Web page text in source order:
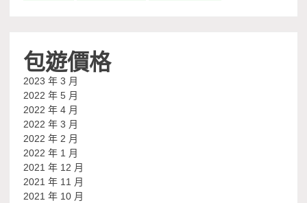
包遊價格
2023 年 3 月
2022 年 5 月
2022 年 4 月
2022 年 3 月
2022 年 2 月
2022 年 1 月
2021 年 12 月
2021 年 11 月
2021 年 10 月